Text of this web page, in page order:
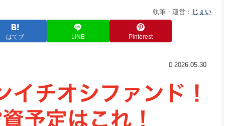
執筆・運営： じぇい
はてブ LINE Pinterest
2026.05.30